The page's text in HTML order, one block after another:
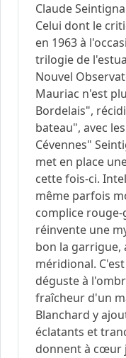
Claude
Celui dont le
en 1963 à
trilogie de
Nouvel
Mauriac n'est
Bordelais",
bateau", avec
Cévennes"
met en place
cette fois-ci.
même parfois
complice
réinvente une
bon la garrigue,
méridional.
déguste à
fraîcheur d'un
Blanchard y
éclatants et
donnent à cœur